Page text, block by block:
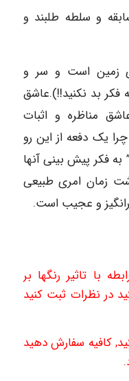
و سلطه طلبند و
زمین است و سر و
فکر بد نکنید!!).عاشق
مناظره و اثبات
یک دفعه از این رو
به فکر پیش بینی آنها
زمان امری طبیعی
و عجیب است.
با تاثیر رنگها بر
در نظرات ثبت کنید
کافیه سفارش دهید